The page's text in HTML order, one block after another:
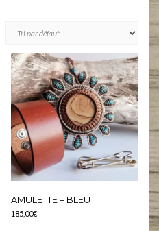
AMULETTE – BLEU
185,00€